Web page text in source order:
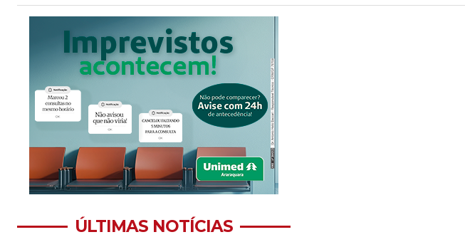
ÚLTIMAS NOTÍCIAS